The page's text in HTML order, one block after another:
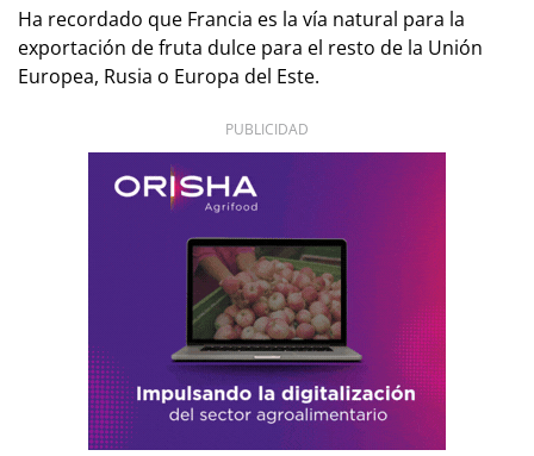
Ha recordado que Francia es la vía natural para la
exportación de fruta dulce para el resto de la Unión
Europea, Rusia o Europa del Este.
PUBLICIDAD